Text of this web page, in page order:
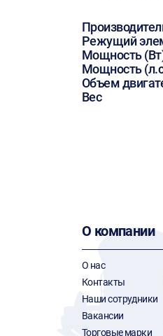
Режущий
Мощность
Мощность
Объем
Вес
О компании
О нас
Контакты
Наши сотрудники
Вакансии
Торговые марки